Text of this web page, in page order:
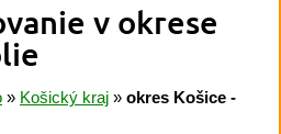
v okrese
» Košický kraj » okres Košice -